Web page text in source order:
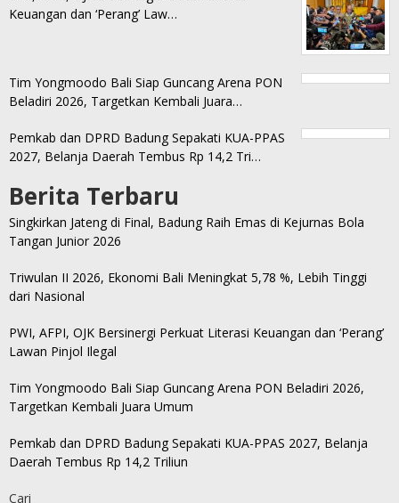
Keuangan dan ‘Perang’ Law…
Tim Yongmoodo Bali Siap Guncang Arena PON
Beladiri 2026, Targetkan Kembali Juara…
Pemkab dan DPRD Badung Sepakati KUA-PPAS
2027, Belanja Daerah Tembus Rp 14,2 Tri…
Berita Terbaru
Singkirkan Jateng di Final, Badung Raih Emas di Kejurnas Bola
Tangan Junior 2026
Triwulan II 2026, Ekonomi Bali Meningkat 5,78 %, Lebih Tinggi
dari Nasional
PWI, AFPI, OJK Bersinergi Perkuat Literasi Keuangan dan ‘Perang’
Lawan Pinjol Ilegal
Tim Yongmoodo Bali Siap Guncang Arena PON Beladiri 2026,
Targetkan Kembali Juara Umum
Pemkab dan DPRD Badung Sepakati KUA-PPAS 2027, Belanja
Daerah Tembus Rp 14,2 Triliun
Cari